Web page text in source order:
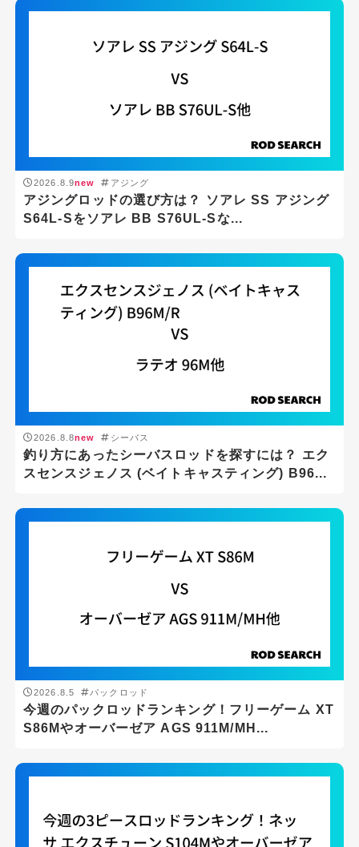
2026.8.9new アジング
アジングロッドの選び方は？ ソアレ SS アジング
S64L-Sをソアレ BB S76UL-Sな...
2026.8.8new シーバス
釣り方にあったシーバスロッドを探すには？ エク
スセンスジェノス (ベイトキャスティング) B96...
2026.8.5 パックロッド
今週のパックロッドランキング！フリーゲーム XT
S86Mやオーバーゼア AGS 911M/MH...